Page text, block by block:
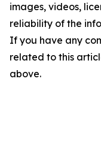
images, videos,
reliability of the
If you have any
related to this
above.